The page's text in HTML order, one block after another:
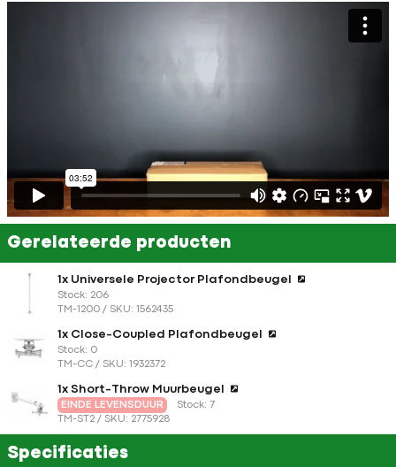
Gerelateerde producten
1x Universele Projector Plafondbeugel
Stock: 206
TM-1200 / SKU: 1562435
1x Close-Coupled Plafondbeugel
Stock: 0
TM-CC / SKU: 1932372
1x Short-Throw Muurbeugel
EINDE LEVENSDUUR
Stock: 7
TM-ST2 / SKU: 2775928
Specificaties